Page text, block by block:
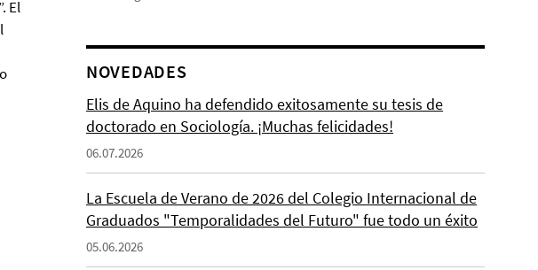
El
NOVEDADES
Elis de Aquino ha defendido exitosamente su tesis de
doctorado en Sociología. ¡Muchas felicidades!
06.07.2026
La Escuela de Verano de 2026 del Colegio Internacional de
Graduados "Temporalidades del Futuro" fue todo un éxito
05.06.2026